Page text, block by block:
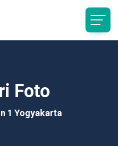
Foto
1 Yogyakarta